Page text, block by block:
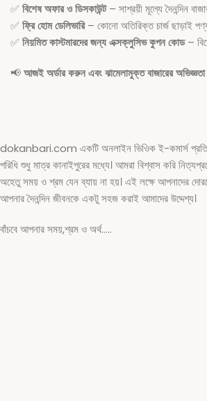
✅ বিশেষ অফার ও ডিসকাউন্ট– সাশ্রয়ী মূল্যে দৈনন্দিন
✅ ফ্রি হোম ডেলিভারি– কোনো অতিরিক্ত চার্জ ছাড়াই
✅ নিয়মিত কাস্টমারদের জন্য এক্সক্লুসিভ কুপন কোড–
📢আজই অর্ডার করুন এবং ঝামেলামুক্ত বাজারের অভিজ্ঞতা
dokanbari.com একটি অনলাইন ভিওিক ই-কমার্স
পরিধি শুধু মাত্র কানাইপুরের মধ্যে। আমরা বিশ্বাস করি
অহেতু সময় ও শ্রম যেন ব্যায় না হয়। এই লক্ষে আপনাদের
আপনার দৈনন্দিন জীবনকে একটু সহজ করাই আমাদের উদ্দেশ্য।
বাঁচবে আপনার সময়,শ্রম ও অর্থ…..